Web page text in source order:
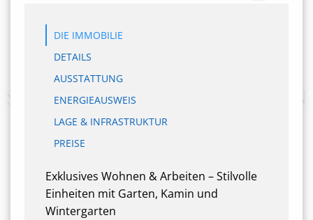
DIE IMMOBILIE
DETAILS
AUSSTATTUNG
ENERGIEAUSWEIS
LAGE & INFRASTRUKTUR
PREISE
Exklusives Wohnen & Arbeiten – Stilvolle
Einheiten mit Garten, Kamin und
Wintergarten